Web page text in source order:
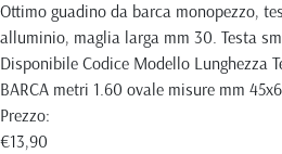
Ottimo guadino da barca monopezzo,
alluminio, maglia larga mm 30. Testa
Disponibile Codice Modello Lunghezza
BARCA metri 1.60 ovale misure mm
Prezzo:
€13,90